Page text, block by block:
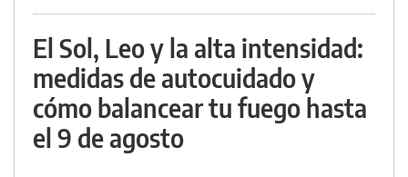
El Sol, Leo y la alta intensidad:
medidas de autocuidado y
cómo balancear tu fuego hasta
el 9 de agosto